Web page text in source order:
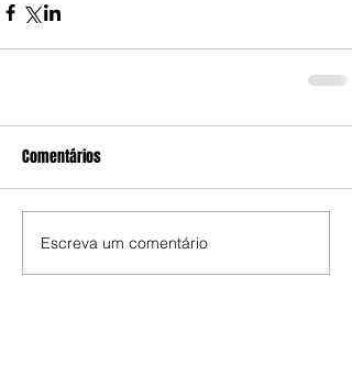
Comentários
Escreva um comentário